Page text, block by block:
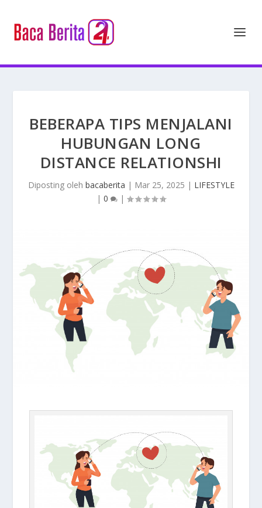
BEBERAPA TIPS MENJALANI
HUBUNGAN LONG
DISTANCE RELATIONSHI
Diposting oleh bacaberita | Mar 25, 2025 | LIFESTYLE
| 0 |